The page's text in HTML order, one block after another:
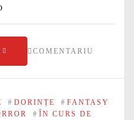
COMENTARIU
# DORINȚE # FANTASY
# ÎN CURS DE